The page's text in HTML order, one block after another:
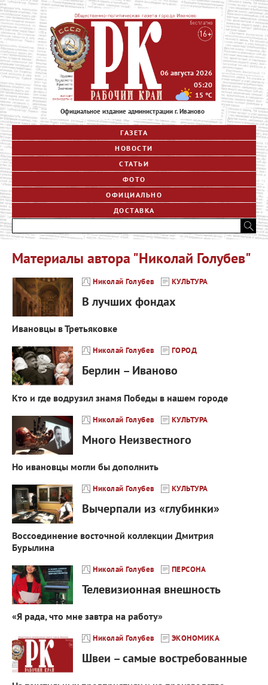
Официальное издание администрации г. Иваново
06 августа 2026
05:20
15 °C
ГАЗЕТА
НОВОСТИ
СТАТЬИ
ФОТО
ОФИЦИАЛЬНО
ДОСТАВКА
Материалы автора "Николай Голубев"
Николай Голубев КУЛЬТУРА
В лучших фондах
Ивановцы в Третьяковке
Николай Голубев ГОРОД
Берлин – Иваново
Кто и где водрузил знамя Победы в нашем городе
Николай Голубев КУЛЬТУРА
Много Неизвестного
Но ивановцы могли бы дополнить
Николай Голубев КУЛЬТУРА
Вычерпали из «глубинки»
Воссоединение восточной коллекции Дмитрия
Бурылина
Николай Голубев ПЕРСОНА
Телевизионная внешность
«Я рада, что мне завтра на работу»
Николай Голубев ЭКОНОМИКА
Швеи – самые востребованные